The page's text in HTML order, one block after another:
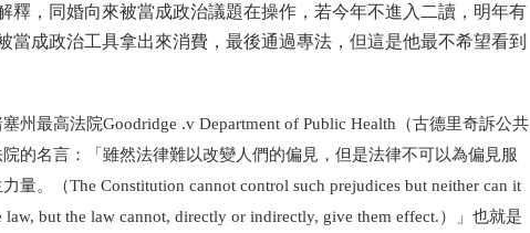
釋，同婚向來被當成政治議題在操作，若今年不進入二讀，明年有
當成政治工具拿出來消費，最後通過專法，但這是他最不希望看到
州最高法院Goodridge .v Department of Public Health（古德里奇訴公共
的名言：
「雖然法律難以改變人們的偏見，但是法律不可以為偏見服
量。（The Constitution cannot control such prejudices but neither can it
law, but the law cannot, directly or indirectly, give them effect.）」也就是